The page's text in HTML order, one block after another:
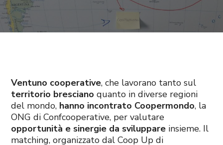
Ventuno cooperative, che lavorano tanto sul
territorio bresciano quanto in diverse regioni
del mondo, hanno incontrato Coopermondo, la
ONG di Confcooperative, per valutare
opportunità e sinergie da sviluppare insieme. Il
matching, organizzato dal Coop Up di